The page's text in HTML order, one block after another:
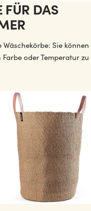
FÜR DAS
Sie können
oder Temperatur zu